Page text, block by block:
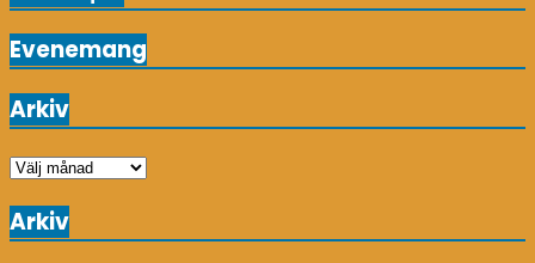
Evenemang
Arkiv
Arkiv
Arkiv